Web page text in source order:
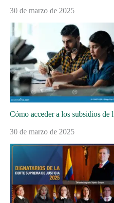
30 de marzo de 2025
Cómo acceder a los subsidios de
30 de marzo de 2025